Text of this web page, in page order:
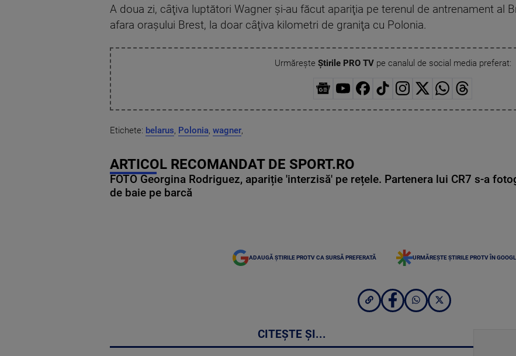
A doua zi, câţiva luptători Wagner şi-au făcut apariţia pe terenul de antrenament al
afara oraşului Brest, la doar câţiva kilometri de graniţa cu Polonia.
Urmărește Știrile PRO TVpe canalul de social media preferat:
Etichete: belarus, Polonia, wagner,
ARTICOL RECOMANDAT DE SPORT.RO
FOTO Georgina Rodriguez, apariție 'interzisă' pe rețele. Partenera lui CR7 s-a
de baie pe barcă
ADAUGĂ ȘTIRILE PROTV CA SURSĂ PREFERATĂ URMĂREȘTE ȘTIRILE PROTV ÎN
CITEȘTE ȘI...